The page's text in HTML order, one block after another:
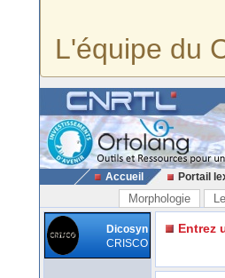
L'équipe du
Accueil Portail
Morphologie
Dicosyn
CRISCO
Entrez